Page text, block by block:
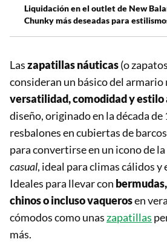
Liquidación en el outlet de New
Chunky más deseadas para
Laszapatillas náuticas(o
consideran un básico del armario
versatilidad, comodidad y
diseño, originado en la década
resbalones en cubiertas de
para convertirse en un icono de
casual, ideal para climas cálidos
Ideales para llevar con
chinos o incluso vaquerosen
cómodos como unaszapatillas
más.